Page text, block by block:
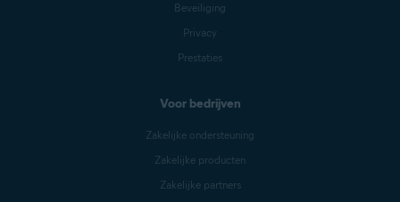
Beveiliging
Privacy
Prestaties
Voor bedrijven
Zakelijke ondersteuning
Zakelijke producten
Zakelijke partners